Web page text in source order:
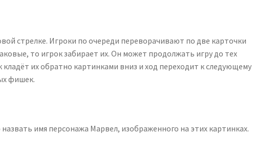
стрелке. Игроки по очереди переворачивают по две карточки
то игрок забирает их. Он может продолжать игру до тех
их обратно картинками вниз и ход переходит к следующему
фишек.
имя персонажа Марвел, изображенного на этих картинках.